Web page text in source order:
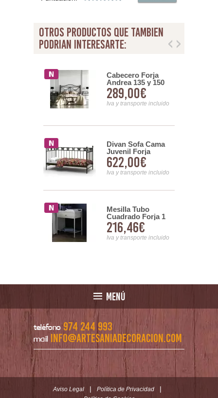
otros productos que tambien
podrian interesarte:
Cabecero Forja
Andrea 135 y 150
289,00€
Iva y transporte incluido
Divan Sofa Cama
Juvenil Forja
Mariposas Mark
622,00€
Iva y transporte incluido
Mesilla Tubo
Cuadrado Forja 1
Cajon
216,46€
Iva y transporte incluido
MENÚ
teléfono 974 244 993
mail info@artesaniadecoracion.com
Aviso Legal | Política de Privacidad |